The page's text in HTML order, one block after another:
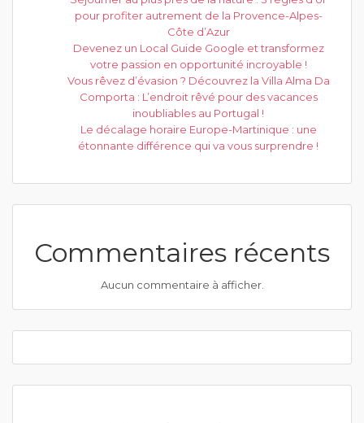
pour profiter autrement de la Provence-Alpes-
Côte d’Azur
Devenez un Local Guide Google et transformez
votre passion en opportunité incroyable !
Vous rêvez d’évasion ? Découvrez la Villa Alma Da
Comporta : L’endroit rêvé pour des vacances
inoubliables au Portugal !
Le décalage horaire Europe-Martinique : une
étonnante différence qui va vous surprendre !
Commentaires récents
Aucun commentaire à afficher.